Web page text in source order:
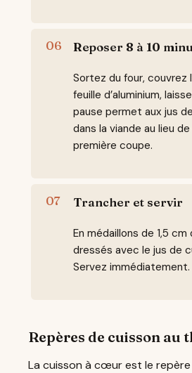
Reposer 8 à 10
Sortez du four, couvrez
feuille d’aluminium,
pause permet aux jus
dans la viande au lieu
première coupe.
Trancher et servir
En médaillons de 1,5 cm
dressés avec le jus de
Servez immédiatement.
Repères de cuisson au
La cuisson à cœur est le